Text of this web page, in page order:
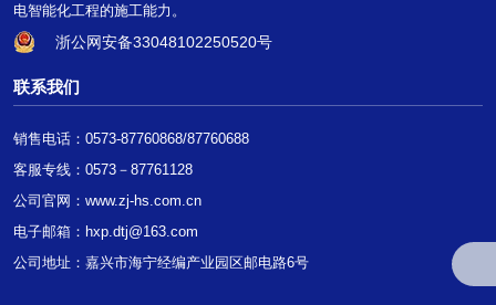
电智能化工程的施工能力。
浙公网安备33048102250520号
联系我们
销售电话：0573-87760868/87760688
客服专线：0573－87761128
公司官网： www.zj-hs.com.cn
电子邮箱：hxp.dtj@163.com
公司地址：嘉兴市海宁经编产业园区邮电路6号